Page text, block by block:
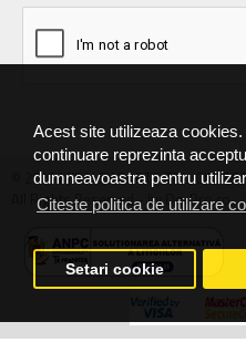
Acest site utilizeaza
continuare reprezinta
dumneavoastra pentru
Citeste politica de utilizare
Setari cookie
© 2026 MIRALEX PARTS SRL, CIF:
All Rights Reserved - by DevPro.ro